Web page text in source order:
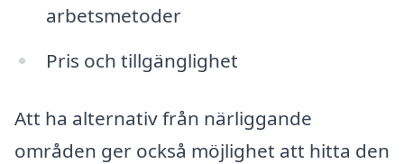
arbetsmetoder
Pris och tillgänglighet
Att ha alternativ från närliggande
områden ger också möjlighet att hitta den